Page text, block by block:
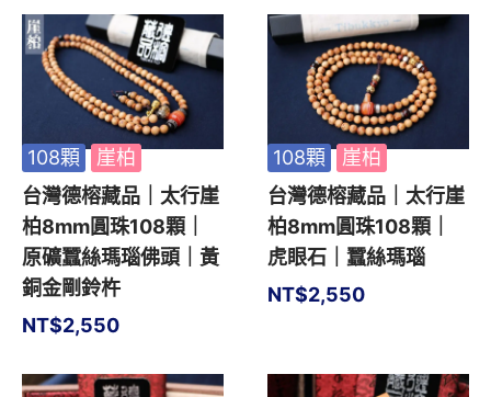
108顆
崖柏
台灣德榕藏品｜太行崖
柏8mm圓珠108顆｜
原礦蠶絲瑪瑙佛頭｜黃
銅金剛鈴杵
NT$2,550
108顆
崖柏
台灣德榕藏品｜太行崖
柏8mm圓珠108顆｜
虎眼石｜蠶絲瑪瑙
NT$2,550